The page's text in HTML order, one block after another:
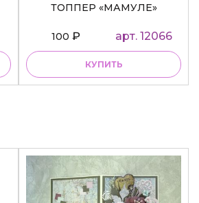
ТОППЕР «МАМУЛЕ»
100₽ арт. 12066
КУПИТЬ